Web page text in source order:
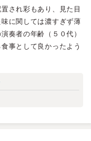
され彩もあり、見た目
に関しては濃すぎず薄
奏者の年齢（５０代）
事として良かったよう